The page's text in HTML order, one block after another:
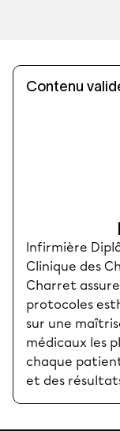
Contenu
Infirmière
Clinique des
Charret
protocoles
sur une
médicaux les
chaque
et des